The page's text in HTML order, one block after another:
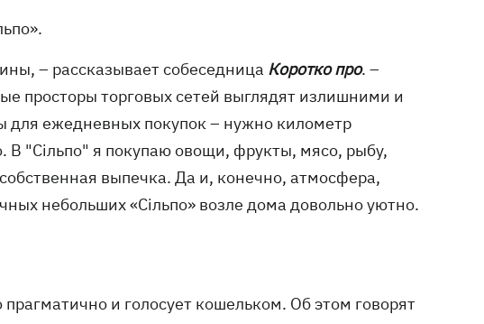
– рассказывает собеседница Коротко про. –
просторы торговых сетей выглядят излишними и
для ежедневных покупок – нужно километр
В "Сільпо" я покупаю овощи, фрукты, мясо, рыбу,
выпечка. Да и, конечно, атмосфера,
небольших «Сільпо» возле дома довольно уютно.
и голосует кошельком. Об этом говорят